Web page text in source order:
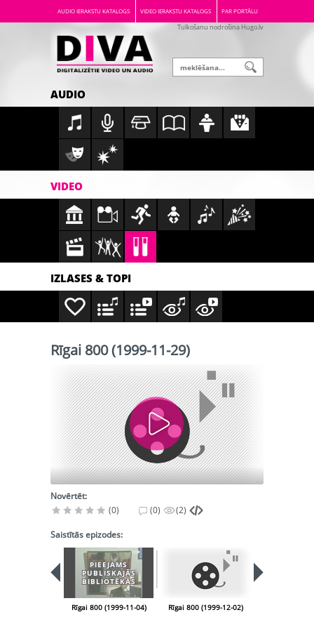
AUDIO IERAKSTU KATALOGS VIDEO IERAKSTU KATALOGS PAR PORTĀLU
Tulkošanu nodrošina Hugo.lv
AUDIO
VIDEO
IZLASES & TOPI
Rīgai 800 (1999-11-29)
Novērtēt:
(0)
(0) (2)
Saistītās epizodes:
PIEEJAMS
PUBLISKAJĀS
BIBLIOTĒKĀS
Rīgai 800 (1999-11-04) Rīgai 800 (1999-12-02)